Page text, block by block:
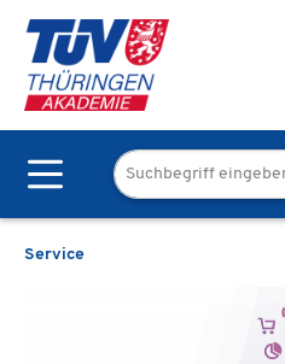
Zum Hauptinhalt springen
Service